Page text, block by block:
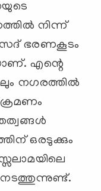
നിന്ന്
ഭരണകൂടം
എന്റെ
നഗരത്തില്‍
ഒരടുക്കും
നടത്തുന്നുണ്ട്.